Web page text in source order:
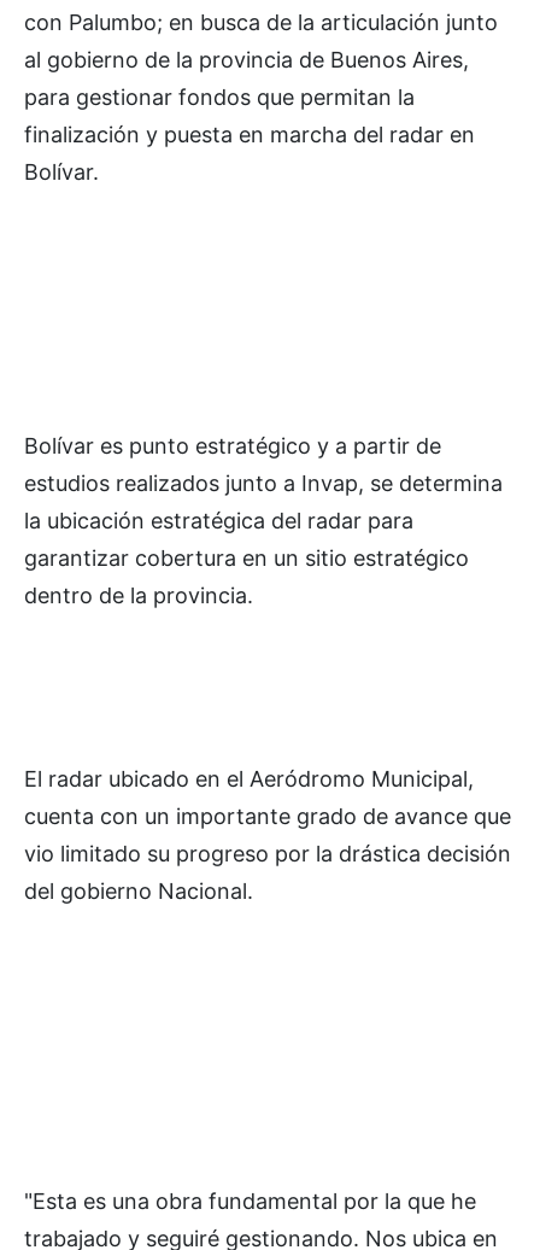
con Palumbo; en busca de la articulación junto
al gobierno de la provincia de Buenos Aires,
para gestionar fondos que permitan la
finalización y puesta en marcha del radar en
Bolívar.
Bolívar es punto estratégico y a partir de
estudios realizados junto a Invap, se determina
la ubicación estratégica del radar para
garantizar cobertura en un sitio estratégico
dentro de la provincia.
El radar ubicado en el Aeródromo Municipal,
cuenta con un importante grado de avance que
vio limitado su progreso por la drástica decisión
del gobierno Nacional.
"Esta es una obra fundamental por la que he
trabajado y seguiré gestionando. Nos ubica en